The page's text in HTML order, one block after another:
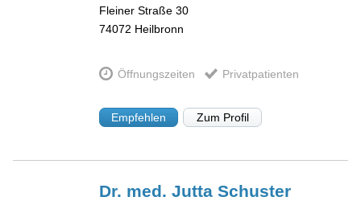
Fleiner Straße 30
74072 Heilbronn
Öffnungszeiten Privatpatienten
Empfehlen Zum Profil
Dr. med. JuttaSchuster